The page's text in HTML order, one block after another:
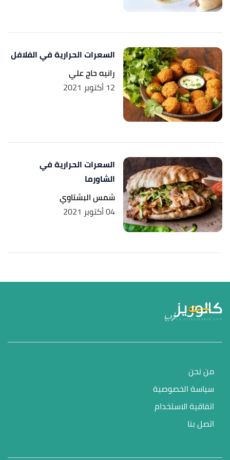
↑
"​Healthy Benefits of Egyptian Koshari"
,
20/9/2021. Edited.
السعرات الحرارية في الفلافل
رانيه حاج علي
12 أكتوبر 2021
السعرات الحرارية في
الشاورما
شمس البشتاوي
04 أكتوبر 2021
من نحن
سياسة الخصوصية
اتفاقية الاستخدام
اتصل بنا